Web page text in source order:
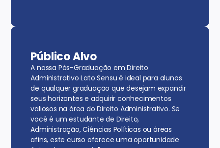
Público Alvo
A nossa Pós-Graduação em Direito
Administrativo Lato Sensu é ideal para alunos
de qualquer graduação que desejam expandir
seus horizontes e adquirir conhecimentos
valiosos na área do Direito Administrativo. Se
você é um estudante de Direito,
Administração, Ciências Políticas ou áreas
afins, este curso oferece uma oportunidade